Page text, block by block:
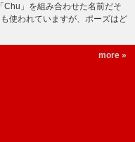
Chu」を組み合わせた名前だそ
使われていますが、ポーズはど
more »